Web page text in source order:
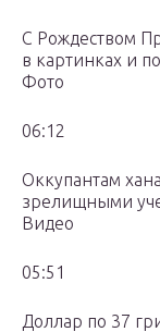
С Рождеством
в картинках и
Фото
06:12
Оккупантам
зрелищными
Видео
05:51
Доллар по 37